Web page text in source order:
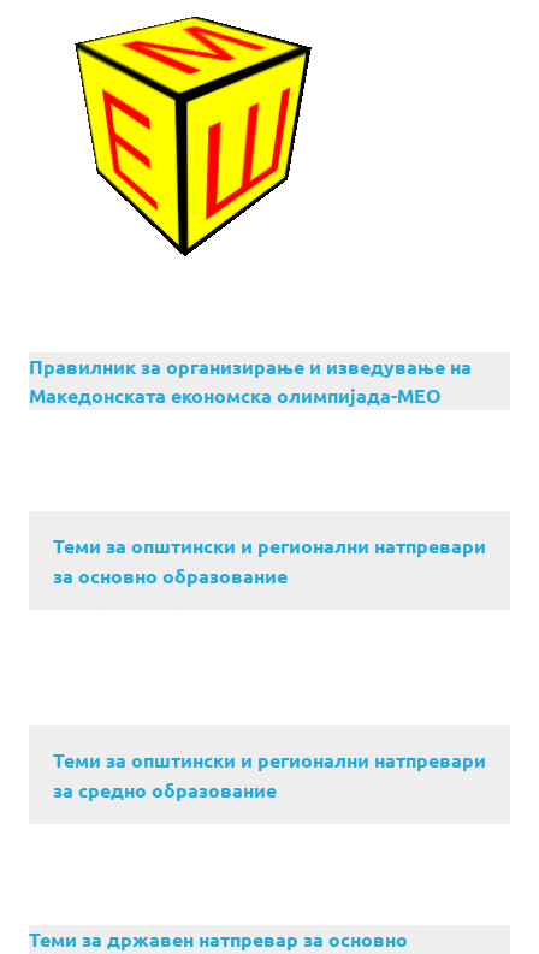
Правилник за организирање и изведување на
Македонската економска олимпијада-МЕО
Теми за општински и регионални натпревари
за основно образование
Теми за општински и регионални натпревари
за средно образование
Теми за државен натпревар за основно